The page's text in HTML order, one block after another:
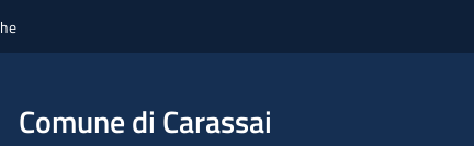
Comune di Carassai